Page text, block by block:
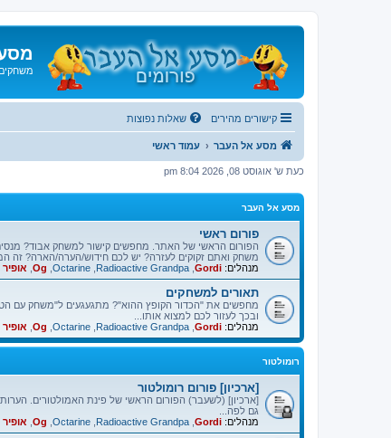
קישורים מהירים שאלות נפוצות
מסע אל העבר עמוד ראשי
כעת ש' אוגוסט 08, 2026 8:04 pm
מסע אל העבר
פורום ראשי
הפורום הראשי של האתר. מחפשים קישור למשחק אבוד?
משחק ואתם זקוקים לעזרה? יש לכם חידוש/הערה/הארה? זה
מנהלים: Gordi
Radioactive Grandpa
Octarine
Og אופיר
תאורים למשחקים
מחפשים את "הכדור הקופץ ההוא"? מתגעגעים ל"משחק עם
ובכך לעזור לכם למצוא אותו...
מנהלים: Gordi
Radioactive Grandpa
Octarine
Og אופיר
רומולטור
[ארכיון] פורום רומולטור
[ארכיון] (לשעבר) הפורום הראשי של פינת האמולטורים.
גם לפה...
מנהלים: Gordi
Radioactive Grandpa
Octarine
Og אופיר